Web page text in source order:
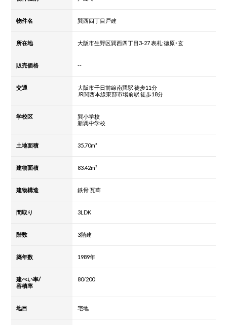
物件名 巽西四丁目戸建
所在地 大阪市生野区巽西四丁目3-27 表札;徳原・玄
販売価格 --
交通 大阪市千日前線南巽駅 徒歩11分
JR関西本線東部市場前駅 徒歩18分
学校区 巽小学校
新巽中学校
土地面積 35.70m²
建物面積 83.42m²
建物構造 鉄骨 瓦葺
間取り 3LDK
階数 3階建
築年数 1989年
建ぺい率/
容積率
80/200
地目 宅地